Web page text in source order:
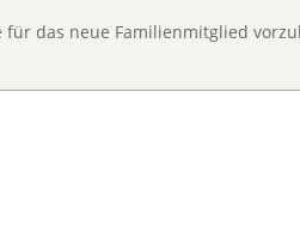
das neue Familienmitglied